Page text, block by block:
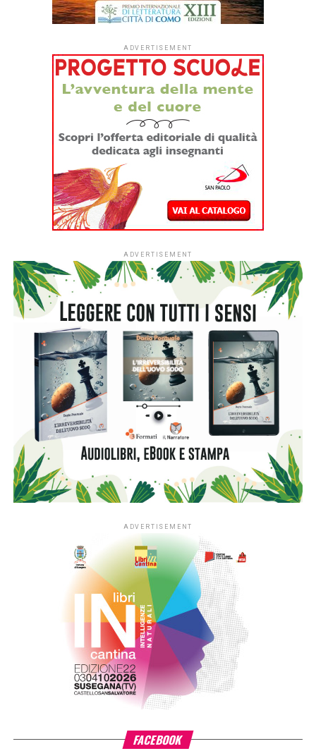
padre, da condividere con
milioni di bambini a bocca
aperta davanti allo schermo. Quando una figura così
ingombrante se ne va, per chi resta il lutto è un’eredità
intima fatta di conti sospesi, ricordi nitidi e parole mai
dette che nessuna nostalgia pubblica potrà mai saldare.
Artificiale edito da Baldini+Castoldi nella collana I Lemuri
(204pp., 19 Euro) nasce da uno spunto quasi spiazzante:
un giorno Guido chiede a ChatGPT di imitare suo padre e di
parlargli come farebbe lui. Il risultato, ovviamente, è un
disastro freddo e impersonale. Da quell’esperimento
imperfetto, però, si accende la scintilla narrativa: e se
invece la tecnologia fosse davvero in grado di farlo? Nel
romanzo, ambientato nel 2028, a undici anni dalla
un’azienda che inserisce un’AI evoluta dentro un corpo
antropomorfo perfetto, un ‘fenice’. Il prototipo di punta è
proprio Tortorella. Per Diego, il protagonista quasi
cinquantenne che cerca di restare a galla tra un matrimonio
finito e due figlie adolescenti, rivedere quel viso,
riascoltare quella voce e ritrovare quelle movenze è una
tentazione a cui è impossibile opporre una logica ferrea.
Ma il sogno di averlo di nuovo accanto si scontra subito
con una realtà soffocante. Il Cino “ricostruito” vive
rinchiuso nei laboratori dell’azienda, protetto e monitorato
come un prototipo da laboratorio: un’esistenza in gabbia
che l’androide stesso sembra patire. La tecnologia gli ha
ridato la parola e il corpo, ma lo ha privato della sola cosa
che rendeva vera la sua prima vita: la libertà di stare al
mondo. È qui che il romanzo scarta dalla fantascienza per
a vederlo prigioniero: decide di far evadere il padre
artificiale, mettendosi in viaggio con lui per strappare al
tempo un’ultima, imprevedibile occasione di confronto.
L’autore usa l’espediente dell’intelligenza artificiale come
una lente d’ingrandimento sui diari e sulla vita vera del
padre. Non c’è nulla di freddo o di tecnologico nel modo in
cui racconta questa fuga: c’è invece la fame di un figlio che
vuole scoprire l’uomo dietro il personaggio, l’ansia di dirsi
le cose ultime e la scoperta amara che nemmeno la
macchina più sofisticata del mondo può risparmiarci il
lavoro sporco di elaborare un lutto.
finzione e verità. Tra le pagine si avverte un bisogno